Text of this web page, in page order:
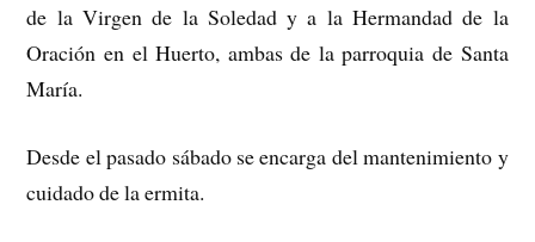
de la Virgen de la Soledad y a la Hermandad de la
Oración en el Huerto, ambas de la parroquia de Santa
María.
Desde el pasado sábado se encarga del mantenimiento y
cuidado de la ermita.